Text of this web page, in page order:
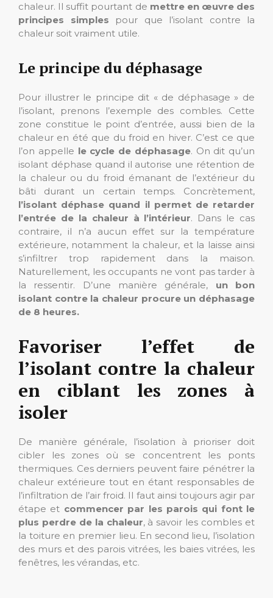
chaleur. Il suffit pourtant de mettre en œuvre des
principes simples pour que l’isolant contre la
chaleur soit vraiment utile.
Le principe du déphasage
Pour illustrer le principe dit « de déphasage » de
l’isolant, prenons l’exemple des combles. Cette
zone constitue le point d’entrée, aussi bien de la
chaleur en été que du froid en hiver. C’est ce que
l’on appelle le cycle de déphasage. On dit qu’un
isolant déphase quand il autorise une rétention de
la chaleur ou du froid émanant de l’extérieur du
bâti durant un certain temps. Concrètement,
l’isolant déphase quand il permet de retarder
l’entrée de la chaleur à l’intérieur. Dans le cas
contraire, il n’a aucun effet sur la température
extérieure, notamment la chaleur, et la laisse ainsi
s’infiltrer trop rapidement dans la maison.
Naturellement, les occupants ne vont pas tarder à
la ressentir. D’une manière générale, un bon
isolant contre la chaleur procure un déphasage
de 8 heures.
Favoriser l’effet de
l’isolant contre la chaleur
en ciblant les zones à
isoler
De manière générale, l’isolation à prioriser doit
cibler les zones où se concentrent les ponts
thermiques. Ces derniers peuvent faire pénétrer la
chaleur extérieure tout en étant responsables de
l’infiltration de l’air froid. Il faut ainsi toujours agir par
étape et commencer par les parois qui font le
plus perdre de la chaleur, à savoir les combles et
la toiture en premier lieu. En second lieu, l’isolation
des murs et des parois vitrées, les baies vitrées, les
fenêtres, les vérandas, etc.